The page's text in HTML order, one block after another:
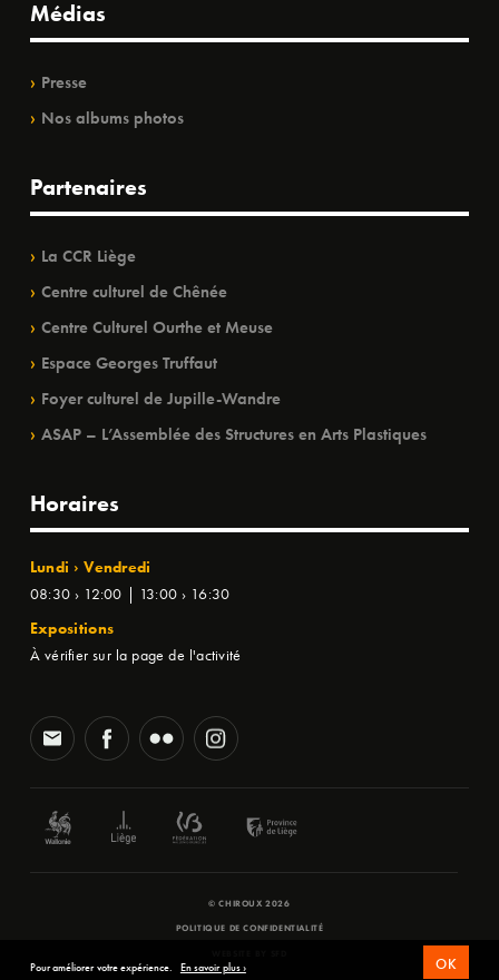
Médias
Presse
Nos albums photos
Partenaires
La CCR Liège
Centre culturel de Chênée
Centre Culturel Ourthe et Meuse
Espace Georges Truffaut
Foyer culturel de Jupille-Wandre
ASAP – L’Assemblée des Structures en Arts Plastiques
Horaires
Lundi › Vendredi
08:30 › 12:00 | 13:00 › 16:30
Expositions
À vérifier sur la page de l'activité
© CHIROUX 2026
POLITIQUE DE CONFIDENTIALITÉ
Pour améliorer votre expérience. En savoir plus › OK